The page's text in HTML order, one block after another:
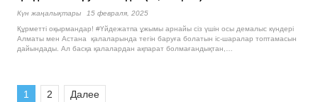
Күн жаңалықтары
15 февраля, 2025
Құрметті оқырмандар! #Үйдежатпа ұжымы арнайы сіз үшін осы демалыс күндері
Алматы мен Астана қалаларында тегін баруға болатын іс-шаралар топтамасын
дайындады. Ал басқа қалалардан ақпарат болмағандықтан,…
1 2 Далее